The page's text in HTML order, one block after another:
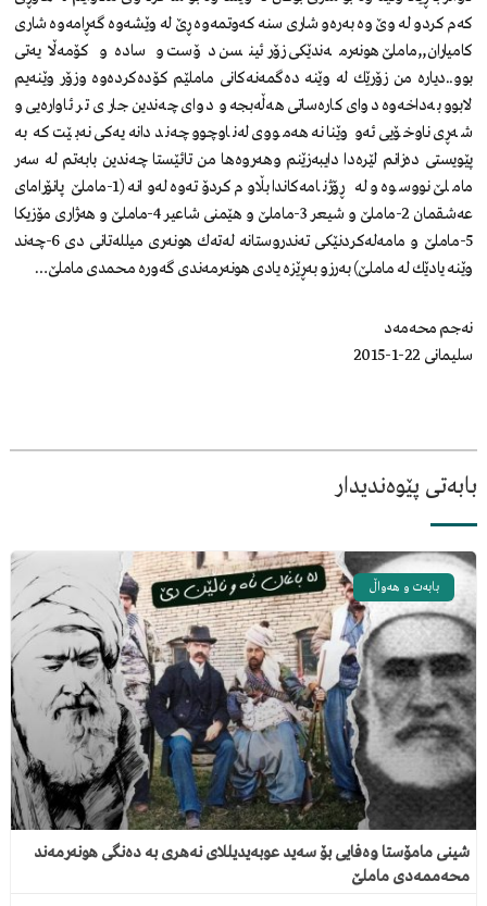
كه‌م كردو له‌ وێ‌ وه‌ به‌ره‌و شاری سنه‌ كه‌وتمه‌وه‌ ڕێ‌ له‌ وێشه‌وه‌ گه‌ڕامه‌وه‌ شاری
كامیاران,,ماملێ‌ هونه‌رمه‌ندێكی زۆر ئینسن دۆست و ساده‌و كۆمه‌ڵایه‌تی
بوو..دیاره‌ من زۆرێك له‌ وێنه‌ ده‌گمه‌نه‌كانی ماملێم كۆده‌كرده‌وه‌ وزۆر وێنه‌یم
لابوو به‌داخه‌وه‌ دوای كاره‌ساتی هه‌ڵه‌بجه‌ و دوای چه‌ندین جار ی تر ئاواره‌یی و
شه‌ڕی ناوخۆیی ئه‌و وێنانه‌ هه‌مووی له‌ناوچوو چه‌ند دانه‌یه‌كی نه‌بێت كه‌ به‌
پێویستی ده‌زانم لێره‌دا دایبه‌زێنم وهه‌روه‌ها من تائێستا چه‌ندین بابه‌تم له‌ سه‌ر
ماملێ‌ نووسوه‌ و له‌ ڕۆژنامه‌كاندا بڵاوم كردۆته‌وه‌ له‌وانه‌ (1-ماملێ‌ پانۆرامای
عه‌شقمان 2-ماملێ‌ و شیعر 3-ماملێ‌ و هێمنی شاعیر 4-ماملێ‌ و هه‌ژاری مۆزیكا
5-ماملێ‌ و مامه‌له‌كردنێكی ته‌ندروستانه‌ له‌ته‌ك هونه‌ری میلله‌تانی دی 6-چه‌ند
وێنه‌ یادێك له‌ ماملێ‌) به‌رزو به‌ڕێزه‌ یادی هونه‌رمه‌ندی گه‌وره‌ محمدی ماملێ‌…
نه‌جم محه‌مه‌د
سلیمانی 22-1-2015
بابەتی پێوەندیدار
بابەت و هەواڵ
شینی مامۆستا وەفایی بۆ سەید عوبەیدیللای نەهری بە دەنگی هونەرمەند
محەممەدی ماملێ